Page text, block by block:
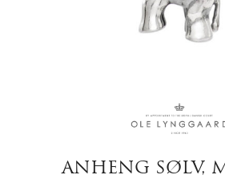
ANHENG SØLV,